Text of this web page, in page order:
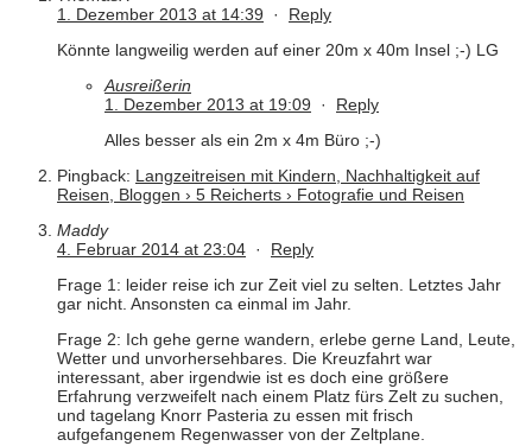
1. Dezember 2013 at 14:39 · Reply
Könnte langweilig werden auf einer 20m x 40m Insel ;-) LG
Ausreißerin
1. Dezember 2013 at 19:09 · Reply
Alles besser als ein 2m x 4m Büro ;-)
Pingback: Langzeitreisen mit Kindern, Nachhaltigkeit auf
Reisen, Bloggen › 5 Reicherts › Fotografie und Reisen
Maddy
4. Februar 2014 at 23:04 · Reply
Frage 1: leider reise ich zur Zeit viel zu selten. Letztes Jahr
gar nicht. Ansonsten ca einmal im Jahr.
Frage 2: Ich gehe gerne wandern, erlebe gerne Land, Leute,
Wetter und unvorhersehbares. Die Kreuzfahrt war
interessant, aber irgendwie ist es doch eine größere
Erfahrung verzweifelt nach einem Platz fürs Zelt zu suchen,
und tagelang Knorr Pasteria zu essen mit frisch
aufgefangenem Regenwasser von der Zeltplane.